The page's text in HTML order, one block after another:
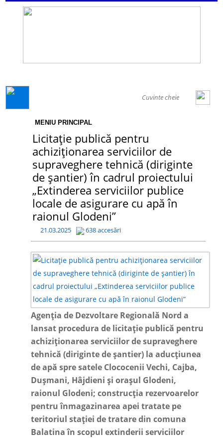
MENIU PRINCIPAL
Licitație publică pentru
achiziționarea serviciilor de
supraveghere tehnică (diriginte
de șantier) în cadrul proiectului
„Extinderea serviciilor publice
locale de asigurare cu apă în
raionul Glodeni”
21.03.2025 638 accesări
Agenția de Dezvoltare Regională Nord a
lansat procedura de licitație publică pentru
achiziționarea serviciilor de supraveghere
tehnică (diriginte de șantier) la aducțiunea
de apă spre satele Clococenii Vechi, Cajba,
Dușmani, Hâjdieni și orașul Glodeni,
raionul Glodeni; construcția rezervoarelor
pentru înmagazinarea apei tratate pe
teritoriul stației de tratare din comuna
Balatina în scopul extinderii serviciilor